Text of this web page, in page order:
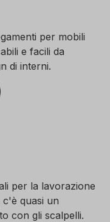
per mobili
e facili da
di interni.
per la lavorazione
c'è quasi un
con gli scalpelli.